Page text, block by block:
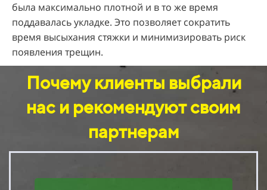
была максимально плотной и в то же время
поддавалась укладке. Это позволяет сократить
время высыхания стяжки и минимизировать риск
появления трещин.
Почему клиенты выбрали
нас и рекомендуют своим
партнерам